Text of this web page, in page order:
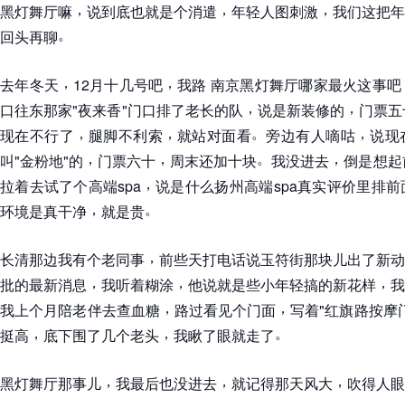
黑灯舞厅嘛 ， 说到底也就是个消遣 ， 年轻人图刺激 ， 我们这把
回头再聊。
去年冬天 ， 12月十几号吧 ， 我路 南京黑灯舞厅哪家最火这事吧
口往东那家"夜来香"门口排了老长的队 ， 说是新装修的 ， 门票
现在不行了 ， 腿脚不利索 ， 就站对面看。 旁边有人嘀咕 ， 说现
叫"金粉地"的 ， 门票六十 ， 周末还加十块。 我没进去 ， 倒是想
拉着去试了个高端spa ， 说是什么扬州高端spa真实评价里排前
环境是真干净 ， 就是贵。
长清那边我有个老同事 ， 前些天打电话说玉符街那块儿出了新
批的最新消息 ， 我听着糊涂 ， 他说就是些小年轻搞的新花样 ，
我上个月陪老伴去查血糖 ， 路过看见个门面 ， 写着"红旗路按摩
挺高 ， 底下围了几个老头 ， 我瞅了眼就走了。
黑灯舞厅那事儿 ， 我最后也没进去 ， 就记得那天风大 ， 吹得人